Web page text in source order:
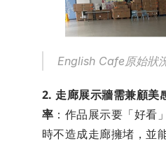
English Cafe原始狀
2. 走廊展示牆需兼顧美
率 ：作品展示要「好看
時不造成走廊擁堵，並